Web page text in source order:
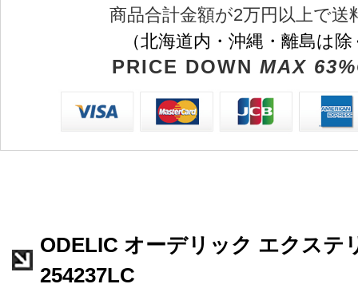
商品合計金額が2万円以上で送
（北海道内・沖縄・離島は
PRICE DOWN MAX
ODELIC オーデリック エクステ
254237LC